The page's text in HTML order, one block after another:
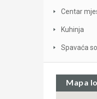
Centar
Kuhinja
Spavaća
Mapa